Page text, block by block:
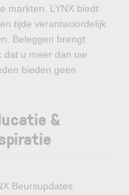
markten. LYNX biedt
tijde verantwoordelijk
Beleggen brengt
dat u meer dan uw
bieden geen
&
Beursupdates